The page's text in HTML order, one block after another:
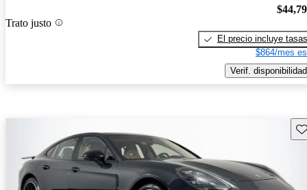
Trato justo
El precio incluye tasas
$864/mes
Verif. disponibilidad